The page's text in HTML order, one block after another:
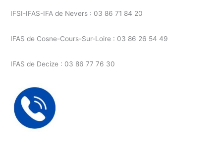
IFSI-IFAS-IFA de Nevers : 03 86 71 84 20
IFAS de Cosne-Cours-Sur-Loire : 03 86 26 54 49
IFAS de Decize : 03 86 77 76 30